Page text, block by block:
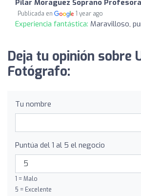
Pilar Moraguez Soprano
Publicada en 1 year ago
Experiencia fantástica: Maravilloso,
Deja tu opinión sobre
Fotógrafo:
Tu nombre
Puntúa del 1 al 5 el negocio
1 = Malo
5 = Excelente